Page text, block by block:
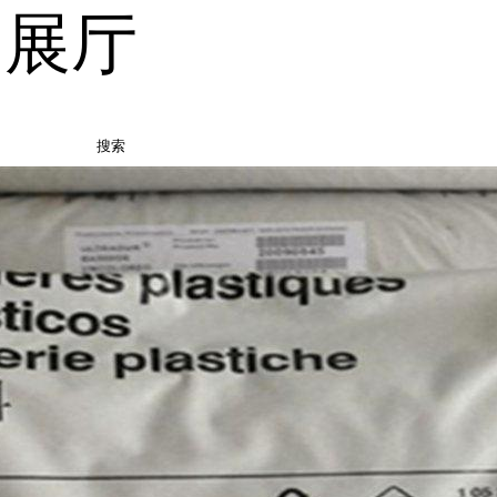
厅
搜索